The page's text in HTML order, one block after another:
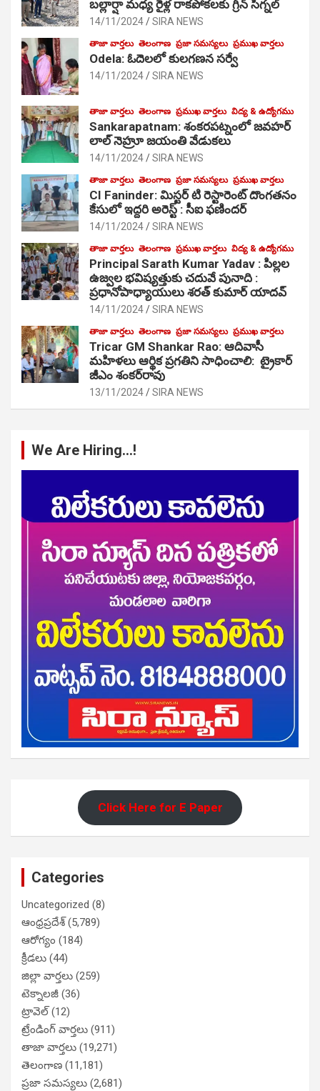
బల్లార్షా మధ్య రైళ్ల రాకపోకలకు గ్రీన్ సిగ్నల్
14/11/2024 SIRA NEWS
తాజా వార్తలు తెలంగాణ ప్రజా సమస్యలు ప్రముఖ వార్తలు
Odela: ఓదెలలో కులగణన సర్వే
14/11/2024 SIRA NEWS
తాజా వార్తలు తెలంగాణ ప్రముఖ వార్తలు విద్య & ఉద్యోగము
Sankarapatnam: శంకరపట్నంలో జవహర్
లాల్ నెహ్రూ జయంతి వేడుకలు
14/11/2024 SIRA NEWS
తాజా వార్తలు తెలంగాణ ప్రజా సమస్యలు ప్రముఖ వార్తలు
CI Faninder: మిస్టర్ టి రెస్టారెంట్ దొంగతనం
కేసులో ఇద్దరి అరెస్ట్ : సీఐ ఫణిందర్
14/11/2024 SIRA NEWS
తాజా వార్తలు తెలంగాణ ప్రముఖ వార్తలు విద్య & ఉద్యోగము
Principal Sarath Kumar Yadav : పిల్లల
ఉజ్వల భవిష్యత్తుకు చదువే పునాది :
ప్రధానోపాధ్యాయులు శరత్ కుమార్ యాదవ్
14/11/2024 SIRA NEWS
తాజా వార్తలు తెలంగాణ ప్రజా సమస్యలు ప్రముఖ వార్తలు
Tricar GM Shankar Rao: ఆదివాసీ
మహిళలు ఆర్థిక ప్రగతిని సాధించాలి: ట్రైకార్
జీఎం శంకర్‌రావు
13/11/2024 SIRA NEWS
We Are Hiring…!
Click Here for E Paper
Categories
Uncategorized (8)
ఆంధ్రప్రదేశ్(5,789)
ఆరోగ్యం (184)
క్రీడలు (44)
జిల్లా వార్తలు (259)
టెక్నాలజీ (36)
ట్రావెల్(12)
ట్రేండింగ్ వార్తలు (911)
తాజా వార్తలు (19,271)
తెలంగాణ (11,181)
ప్రజా సమస్యలు (2,681)